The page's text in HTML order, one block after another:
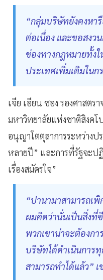
“กลุ่มบริษัทยังคงหา
ต่อเนื่อง และขอสงว
ช่องทางกฎหมายทั้ง
ประเทศเพิ่มเติมใน
เจีย เอียน ชอง รองศาสตร
มหาวิทยาลัยแห่งชาติสิงคโ
อนุญาโตตุลาการระหว่างป
หลายปี” และการที่รัฐจะ
เรื่องสมัครใจ”
“ปานามาสามารถเ
ผมคิดว่านั่นเป็นสิ่งที่
พวกเขาน่าจะต้องก
บริษัทได้ดำเนินการ
สามารถทำได้แล้ว” เ